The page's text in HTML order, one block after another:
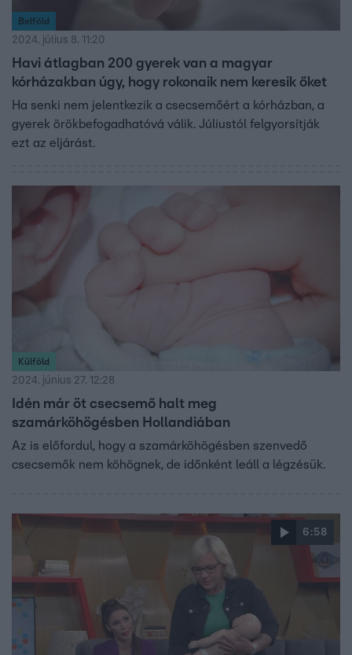
Belföld
2024. július 8. 11:20
Havi átlagban 200 gyerek van a magyar
kórházakban úgy, hogy rokonaik nem keresik őket
Ha senki nem jelentkezik a csecsemőért a kórházban, a
gyerek örökbefogadhatóvá válik. Júliustól felgyorsítják
ezt az eljárást.
Külföld
2024. június 27. 12:28
Idén már öt csecsemő halt meg
szamárköhögésben Hollandiában
Az is előfordul, hogy a szamárköhögésben szenvedő
csecsemők nem köhögnek, de időnként leáll a légzésük.
6:58